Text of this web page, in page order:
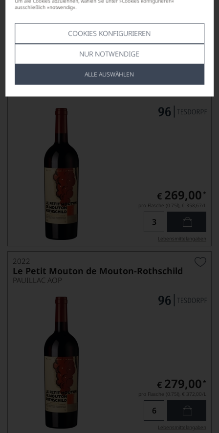
ausschließlich »notwendig«.
COOKIES KONFIGURIEREN
NUR NOTWENDIGE
ALLE AUSWÄHLEN
269,00
Le Petit Mouton de Mouton-Rothschild
€ 269,00 *
pro Flasche (0.75l), € 358,67/L
Lebensmittel­angaben
2022
Le Petit Mouton de Mouton-Rothschild
PAUILLAC AOP
€ 279,00 *
pro Flasche (0.75l), € 372,00/L
Lebensmittel­angaben